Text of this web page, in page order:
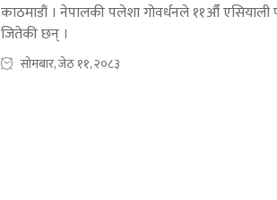
काठमाडौं । नेपालकी पलेशा गोवर्धनले ११औँ एसियाली
जितेकी छन् ।
सोमबार, जेठ ११, २०८३